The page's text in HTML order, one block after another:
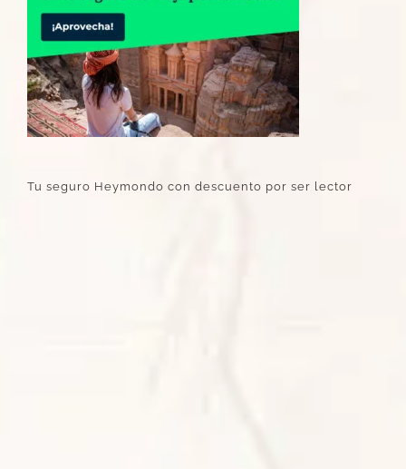
Tu seguro Heymondo con descuento por ser lector